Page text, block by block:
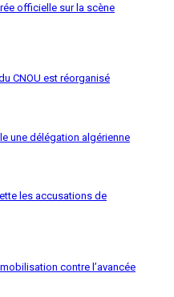
officielle sur la scène
CNOU est réorganisé
une délégation algérienne
les accusations de
contre l’avancée